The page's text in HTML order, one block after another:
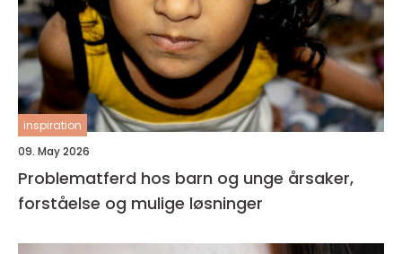
inspiration
09. May 2026
Problematferd hos barn og unge årsaker,
forståelse og mulige løsninger